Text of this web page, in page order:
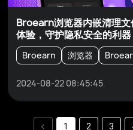
Broearn浏览器内嵌清理
体验，守护隐私安全的利器
Broearn 浏览器
2024-08-22 08:45:45
1 2 3